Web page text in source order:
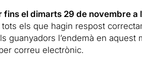
fins el dimarts 29 de novembre a
els que hagin respost
guanyadors l’endemà en aquest
correu electrònic.